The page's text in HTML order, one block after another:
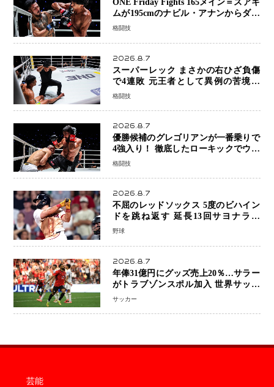
ONE Friday Fights 165メイン＝スアキ
ムが195cmのナビル・アナンからダウ
ン奪取！猛反撃を耐え抜き判定勝利、
格闘技
2026.8.7
スーパーレック まさかの右ひざ負傷
で4連敗 元王者として異例の苦境…
「アクシデント」でも消えない危険信
格闘技
2026.8.7
優勝候補のグレゴリアンが一番乗りで
4強入り！ 徹底したローキックでウス
ビャンを攻略、判定勝利
格闘技
2026.8.7
不屈のレッドソックス 5度のビハイン
ドを跳ね返す 延長13回サヨナラ勝
ち 吉田正尚選手も2安打1打点で貢献 4
野球
2026.8.7
年俸31億円にグッズ売上20％…サラー
がトラブゾンスポル加入 世界サッカ
ーは「五大リーグ一強」から新時代へ
サッカー
芸能